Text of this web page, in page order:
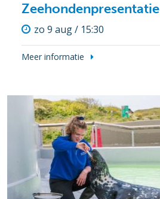
Zeehondenpresentatie
zo 9 aug / 15:30
Meer informatie